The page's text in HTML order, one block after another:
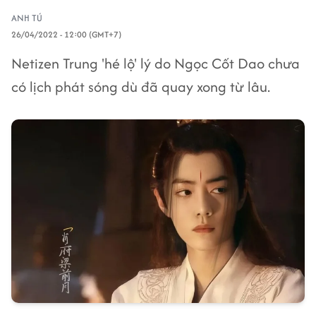
ANH TÚ
26/04/2022 - 12:00 (GMT+7)
Netizen Trung 'hé lộ' lý do Ngọc Cốt Dao chưa
có lịch phát sóng dù đã quay xong từ lâu.